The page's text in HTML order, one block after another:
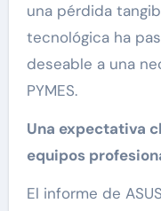
una pérdida
tecnológica ha
deseable a una
PYMES.
Una expectativa
equipos
El informe de